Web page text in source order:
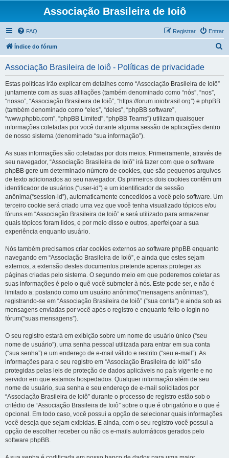
Associação Brasileira de Ioiô
FAQ Entrar
Registrar
Índice do fórum
Associação Brasileira de Ioiô - Políticas de privacidade
Estas políticas irão explicar em detalhes como “Associação Brasileira de Ioiô”
juntamente com as suas afiliações (também denominado como “nós”, “nos”,
“nosso”, “Associação Brasileira de Ioiô”, “https://forum.ioiobrasil.org”) e phpBB
(também denominado como “eles”, “deles”, “phpBB software”,
“www.phpbb.com”, “phpBB Limited”, “phpBB Teams”) utilizam quaisquer
informações coletadas por você durante alguma sessão de aplicações dentro
de nosso sistema (denominado “sua informação”).
As suas informações são coletadas por dois meios. Primeiramente, através de
seu navegador, “Associação Brasileira de Ioiô” irá fazer com que o software
phpBB gere um determinado número de cookies, que são pequenos arquivos
de texto adicionados ao seu navegador. Os primeiros dois cookies contêm um
identificador de usuários (“user-id”) e um identificador de sessão
anônima(“session-id”), automaticamente concedidos a você pelo software. Um
terceiro cookie será criado uma vez que você tenha visualizado tópicos e/ou
fóruns em “Associação Brasileira de Ioiô” e será utilizado para armazenar
quais tópicos foram lidos, e por meio disso e outros, aperfeiçoar a sua
experiência enquanto usuário.
Nós também precisamos criar cookies externos ao software phpBB enquanto
navegando em “Associação Brasileira de Ioiô”, e ainda que estes sejam
externos, a extensão destes documentos pretende apenas proteger as
páginas criadas pelo sistema. O segundo meio em que poderemos coletar as
suas informações é pelo o quê você submeter à nós. Este pode ser, e não é
limitado a: postando como um usuário anônimo(“mensagens anônimas”),
registrando-se em “Associação Brasileira de Ioiô” (“sua conta”) e ainda sob as
mensagens enviadas por você após o registro e enquanto feito o login no
fórum(“suas mensagens”).
O seu registro estará em exibição sobre um nome de usuário único (“seu
nome de usuário”), uma senha pessoal utilizada para entrar em sua conta
(“sua senha”) e um endereço de e-mail válido e restrito (“seu e-mail”). As
informações para o seu registro em “Associação Brasileira de Ioiô” são
protegidas pelas leis de proteção de dados aplicáveis no país vigente e no
servidor em que estamos hospedados. Qualquer informação além de seu
nome de usuário, sua senha e seu endereço de e-mail solicitados por
“Associação Brasileira de Ioiô” durante o processo de registro estão sob o
critédio de “Associação Brasileira de Ioiô” sobre o que é obrigatório e o que é
opcional. Em todo caso, você possui a opção de selecionar quais informações
você deseja que sejam exibidas. E ainda, com o seu registro você possui a
opção de escolher receber ou não os e-mails automáticos gerados pelo
software phpBB.